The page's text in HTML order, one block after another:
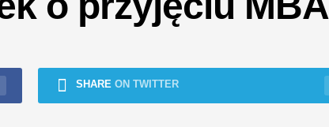
SHARE ON TWITTER